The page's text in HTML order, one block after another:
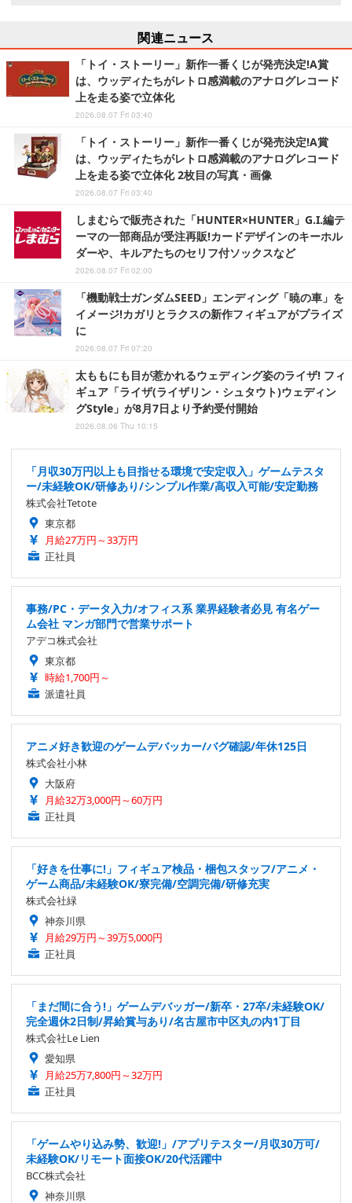
関連ニュース
「トイ・ストーリー」新作一番くじが発売決定!A賞
は、ウッディたちがレトロ感満載のアナログレコード
上を走る姿で立体化
2026.08.07 Fri 03:40
「トイ・ストーリー」新作一番くじが発売決定!A賞
は、ウッディたちがレトロ感満載のアナログレコード
上を走る姿で立体化 2枚目の写真・画像
2026.08.07 Fri 03:40
しまむらで販売された「HUNTER×HUNTER」G.I.編テ
ーマの一部商品が受注再販!カードデザインのキーホル
ダーや、キルアたちのセリフ付ソックスなど
2026.08.07 Fri 02:00
「機動戦士ガンダムSEED」エンディング「暁の車」を
イメージ!カガリとラクスの新作フィギュアがプライズ
に
2026.08.07 Fri 07:20
太ももにも目が惹かれるウェディング姿のライザ! フィ
ギュア「ライザ(ライザリン・シュタウト)ウェディン
グStyle」が8月7日より予約受付開始
2026.08.06 Thu 10:15
「月収30万円以上も目指せる環境で安定収入」ゲームテスタ
ー/未経験OK/研修あり/シンプル作業/高収入可能/安定勤務
株式会社Tetote
東京都
月給27万円～33万円
正社員
事務/PC・データ入力/オフィス系 業界経験者必見 有名ゲー
ム会社 マンガ部門で営業サポート
アデコ株式会社
東京都
時給1,700円～
派遣社員
アニメ好き歓迎のゲームデバッカー/バグ確認/年休125日
株式会社小林
大阪府
月給32万3,000円～60万円
正社員
「好きを仕事に!」フィギュア検品・梱包スタッフ/アニメ・
ゲーム商品/未経験OK/寮完備/空調完備/研修充実
株式会社緑
神奈川県
月給29万円～39万5,000円
正社員
「まだ間に合う!」ゲームデバッガー/新卒・27卒/未経験OK/
完全週休2日制/昇給賞与あり/名古屋市中区丸の内1丁目
株式会社Le Lien
愛知県
月給25万7,800円～32万円
正社員
「ゲームやり込み勢、歓迎!」/アプリテスター/月収30万可/
未経験OK/リモート面接OK/20代活躍中
BCC株式会社
神奈川県